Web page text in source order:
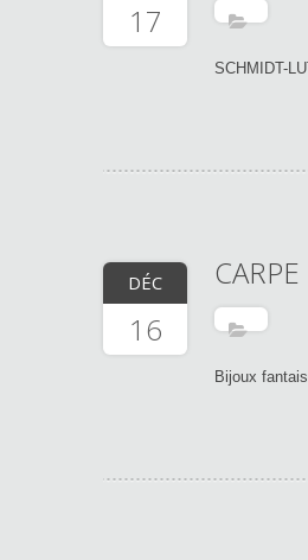
17
SCHMIDT-
DÉC
16
Bijoux